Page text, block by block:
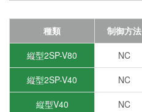
種類 制御方法
縦型2SP-V80
NC
縦型2SP-V40
NC
縦型V40
NC